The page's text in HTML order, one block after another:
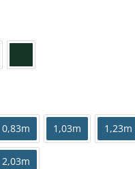
0,83m 1,03m 1,23m
2,03m